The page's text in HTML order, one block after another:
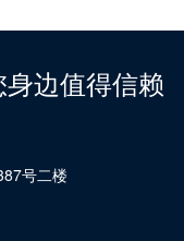
边值得信赖
号二楼